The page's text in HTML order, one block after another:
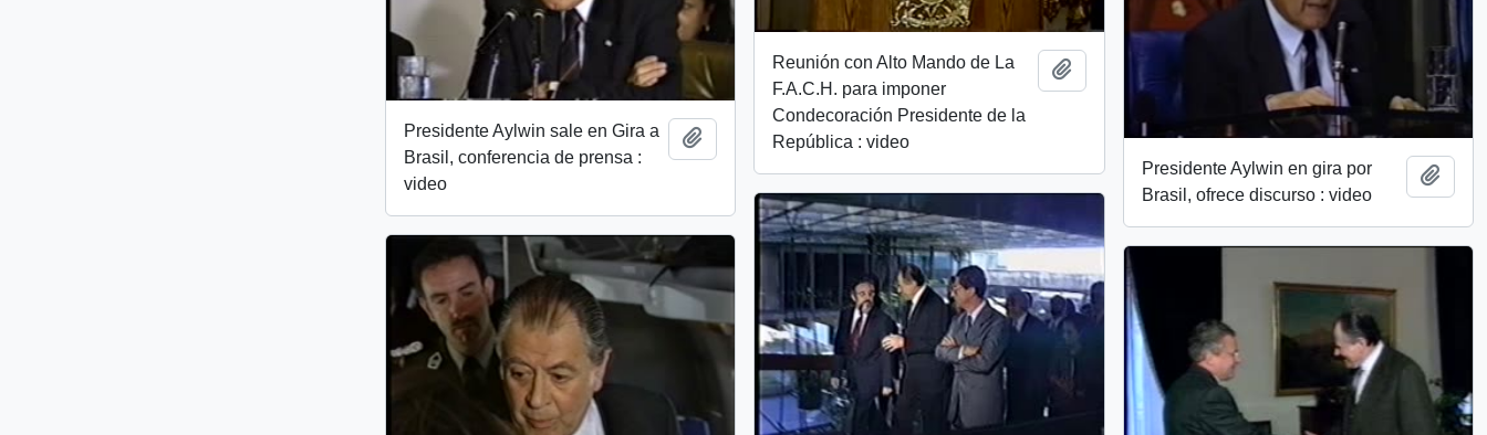
Reunión con Alto Mando de La
F.A.C.H. para imponer
Condecoración Presidente de la
República : video
Add to clipboard
Presidente Aylwin sale en Gira a
Brasil, conferencia de prensa :
video
Add to clipboard
Presidente Aylwin en gira por
Brasil, ofrece discurso : video
Add